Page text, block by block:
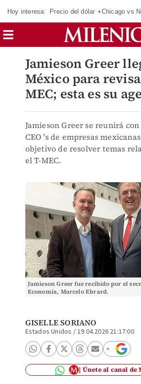
Hoy interesa: Precio del dólar Chicago vs
Jamieson Greer
México para
MEC; esta es su
Jamieson Greer se reunirá
CEO 's de empresas
objetivo de resolver temas
el T-MEC.
Jamieson Greer fue recibido por el
Economía, Marcelo Ebrard.
GISELLE SORIANO
Estados Unidos /19.04.2026 21:17:00
Únete al canal de